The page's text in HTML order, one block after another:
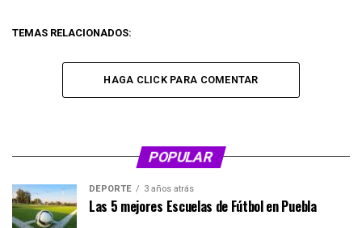
TEMAS RELACIONADOS:
HAGA CLICK PARA COMENTAR
POPULAR
DEPORTE 3 años atrás
Las 5 mejores Escuelas de Fútbol en Puebla